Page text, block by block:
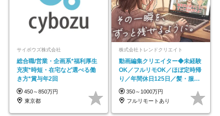
サイボウズ株式会社
総合職/営業・企画系*福利厚生
充実*時短・在宅など選べる働
き方*賞与年2回
450～850万円
東京都
株式会社トレンドクリエイト
動画編集クリエイター◆未経験
OK／フルリモOK／ほぼ定時帰
り／年間休日125日／髪・服・
ネイル自由／副業OK
350～1000万円
フルリモートあり